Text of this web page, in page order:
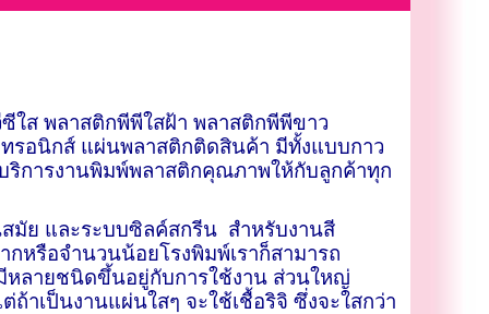
ส พลาสติกพีพีใสฝ้า พลาสติกพีพีขาว
รอนิกส์ แผ่นพลาสติกติดสินค้า มีทั้งแบบกาว
ริการงานพิมพ์พลาสติกคุณภาพให้กับลูกค้าทุก
มัย และระบบซิลค์สกรีน สำหรับงานสี
หรือจำนวนน้อยโรงพิมพ์เราก็สามารถ
หลายชนิดขึ้นอยู่กับการใช้งาน ส่วนใหญ่
าเป็นงานแผ่นใสๆ จะใช้เชื้อริจิ ซึ่งจะใสกว่า